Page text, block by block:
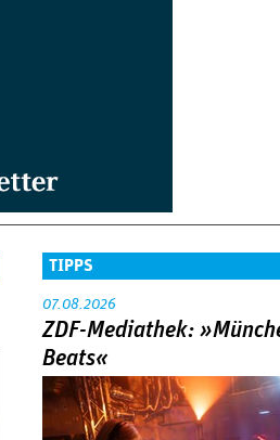
TIPPS
07.08.2026
ZDF-Mediathek:
Beats«